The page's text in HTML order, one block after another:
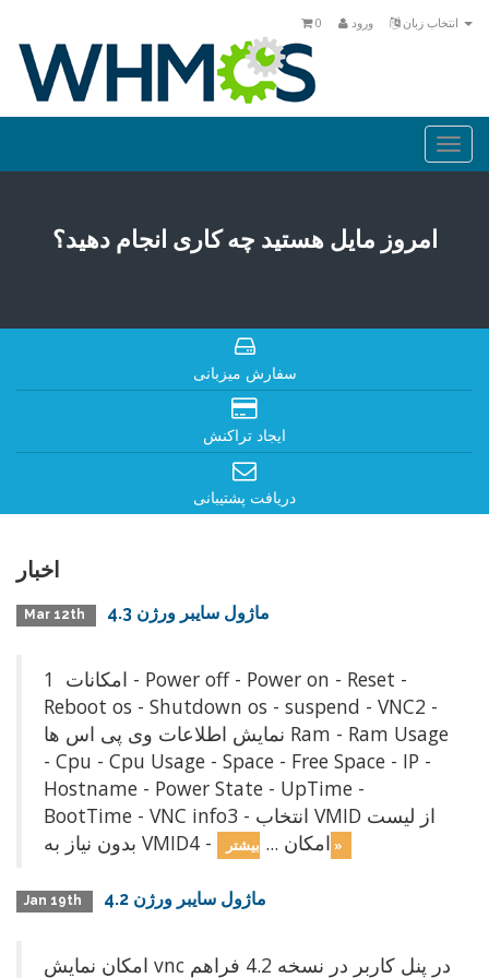
ورود 0
امروز مایل هستید چه کاری انجام دهید؟
سفارش میزبانی
ایجاد تراکنش
دریافت پشتیبانی
اخبار
Mar 12th ماژول سايبر ورژن 4.3
امکانات 1 - Power off - Power on - Reset -
Reboot os - Shutdown os - suspend - VNC2 -
نمایش اطلاعات وی پی اس ها Ram - Ram Usage
- Cpu - Cpu Usage - Space - Free Space - IP -
Hostname - Power State - UpTime -
BootTime - VNC info3 - انتخاب VMID از لیست
بدون نياز به VMID4 - امکان ... بیشتر »
Jan 19th ماژول سايبر ورژن 4.2
امكان نمايش vnc در پنل كاربر در نسخه 4.2 فراهم